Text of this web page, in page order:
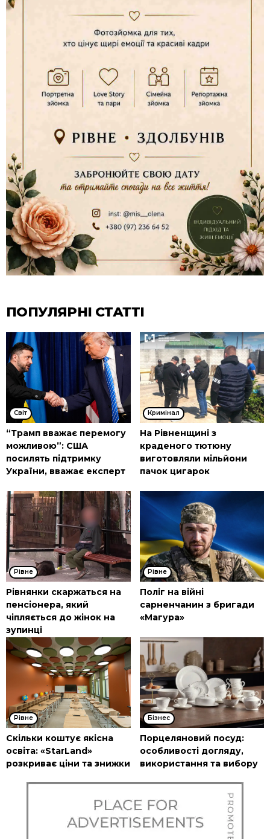
ПОПУЛЯРНІ СТАТТІ
Cвіт
“Трамп вважає перемогу
можливою”: США
посилять підтримку
України, вважає експерт
Кримінал
На Рівненщині з
краденого тютюну
виготовляли мільйони
пачок цигарок
Рівне
Рівнянки скаржаться на
пенсіонера, який
чіпляється до жінок на
зупинці
Рівне
Поліг на війні
сарненчанин з бригади
«Магура»
Рівне
Скільки коштує якісна
освіта: «StarLand»
розкриває ціни та знижки
Бізнес
Порцеляновий посуд:
особливості догляду,
використання та вибору